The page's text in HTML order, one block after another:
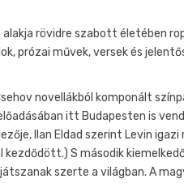
alakja rövidre szabott életében
prózai művek, versek és
novellákból komponált
itt Budapesten is
Ilan Eldad szerint Levin
S második
szerte a világban. A